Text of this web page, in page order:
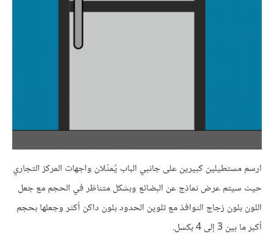
ارسم مستطيلين كبيرين على جانبي الباب يُمثّلان واجهات المركز التجاري
حيث سيتم عرض نماذج عن البضائع وبشكل متناظر في الحجم مع جعل
اللون بلون زجاج النوافذ مع تلوين الحدود بلون داكن أكثر وجعلها بحجم
أكبر ما بين 3 إلى 4 بكسل.